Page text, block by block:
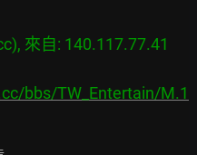
來自: 140.117.77.41
bbs/TW_Entertain/M.1